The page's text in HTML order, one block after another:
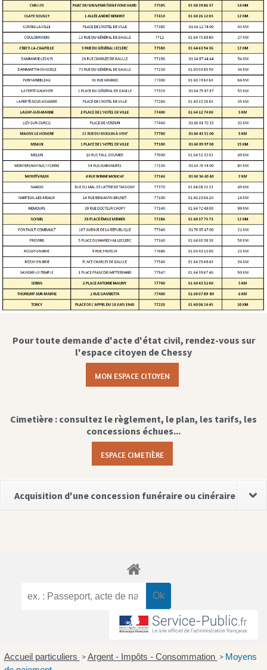
Pour toute demande d'acte d'état civil, rendez-vous sur
l'espace citoyen de Chessy
MON ESPACE CITOYEN
Cimetière : consultez le règlement, le plan, les tarifs, les
concessions échues...
ESPACE CIMETIÈRE
Acquisition d'une concession funéraire ou cinéraire
Accueil particuliers > Argent - Impôts - Consommation > Moyens